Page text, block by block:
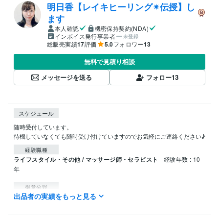
明日香【レイキヒーリング✴︎伝授】し
ます
本人確認
機密保持契約(NDA)
インボイス発行事業者
未登録
総販売実績17評価 5.0フォロワー13
無料で見積り相談
メッセージを送る
フォロー13
スケジュール
随時受付しています。
待機していなくても随時受け付けていますのでお気軽にご連絡ください♪
経験職種
ライフスタイル・その他 / マッサージ師・セラピスト
経験年数 : 10
年
得意分野
占い ヒーリング　レイキヒーリング　伝授
出品者の実績をもっと見る